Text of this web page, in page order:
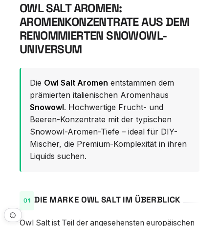
OWL SALT AROMEN:
AROMENKONZENTRATE AUS DEM
RENOMMIERTEN SNOWOWL-
UNIVERSUM
Die Owl Salt Aromen entstammen dem
prämierten italienischen Aromenhaus
Snowowl. Hochwertige Frucht- und
Beeren-Konzentrate mit der typischen
Snowowl-Aromen-Tiefe – ideal für DIY-
Mischer, die Premium-Komplexität in ihren
Liquids suchen.
DIE MARKE OWL SALT IM ÜBERBLICK
Owl Salt ist Teil der angesehensten europäischen